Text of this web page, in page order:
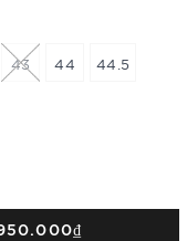
43 44 44.5